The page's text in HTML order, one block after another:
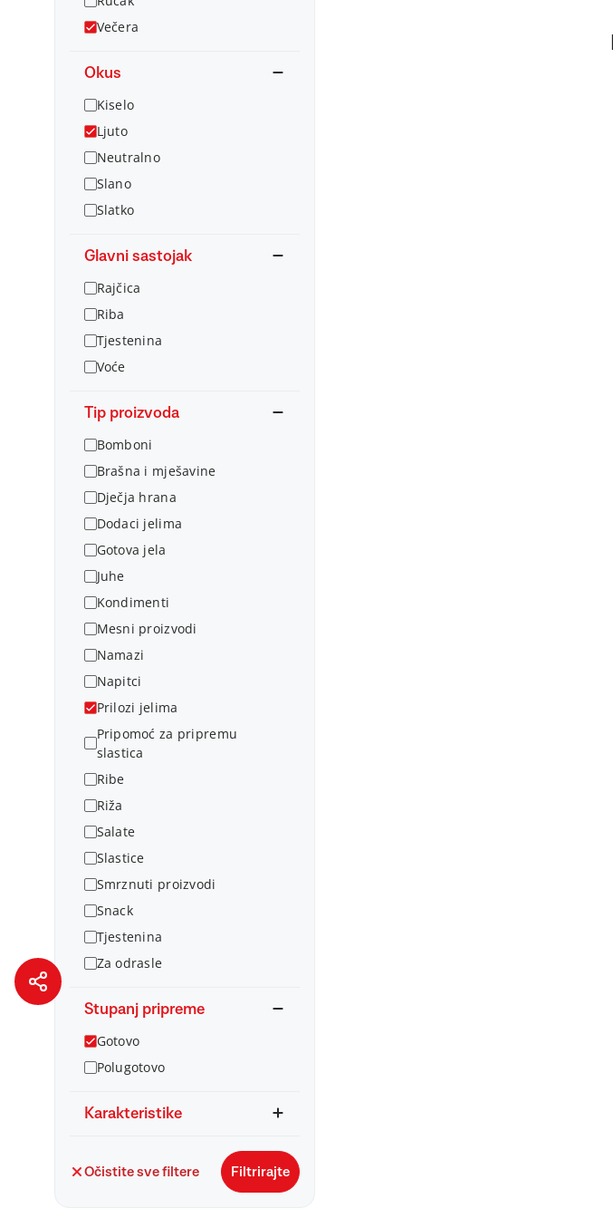
Večera
Okus
Kiselo
Ljuto
Neutralno
Slano
Slatko
Glavni sastojak
Rajčica
Riba
Tjestenina
Voće
Tip proizvoda
Bomboni
Brašna i mješavine
Dječja hrana
Dodaci jelima
Gotova jela
Juhe
Kondimenti
Mesni proizvodi
Namazi
Napitci
Prilozi jelima
Pripomoć za pripremu
slastica
Ribe
Riža
Salate
Slastice
Smrznuti proizvodi
Snack
Tjestenina
Za odrasle
Stupanj pripreme
Gotovo
Polugotovo
Karakteristike
Očistite sve filtere Filtrirajte